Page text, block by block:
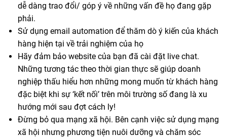
dễ dàng trao đổi/ góp ý về những vấn đề họ đang gặp
phải.
Sử dụng email automation để thăm dò ý kiến của khách
hàng hiện tại về trải nghiệm của họ
Hãy đảm bảo website của bạn đã cài đặt live chat.
Những tương tác theo thời gian thực sẽ giúp doanh
nghiệp thấu hiểu hơn những mong muốn từ khách hàng
đặc biệt khi sự ‘kết nối’ trên môi trường số đang là xu
hướng mới sau đợt cách ly!
Đừng bỏ qua mạng xã hội. Bên cạnh việc sử dụng mạng
xã hội nhưng phương tiện nuôi dưỡng và chăm sóc